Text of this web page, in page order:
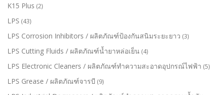
K15 Plus (2)
LPS (43)
LPS Corrosion Inhibitors / ผลิตภัณฑ์ป้องกันสนิมระยะยาว (3)
LPS Cutting Fluids / ผลิตภัณฑ์น้ำยาหล่อเย็น (4)
LPS Electronic Cleaners / ผลิตภัณฑ์ทำความสะอาดอุปกรณ์ไฟฟ้า (5)
LPS Grease / ผลิตภัณฑ์จารบี (9)